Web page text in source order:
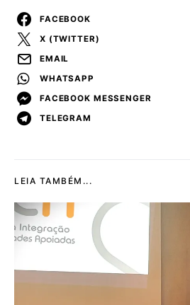
FACEBOOK
X (TWITTER)
EMAIL
WHATSAPP
FACEBOOK MESSENGER
TELEGRAM
LEIA TAMBÉM...